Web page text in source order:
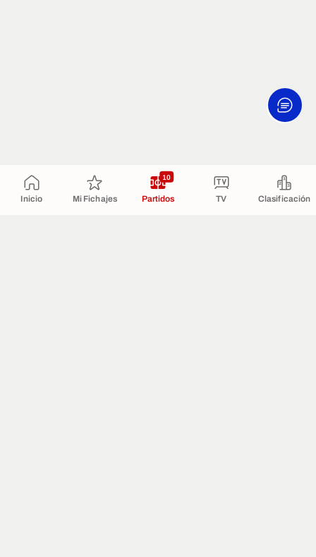
Inicio Mi Fichajes Partidos
10
TV Clasificación